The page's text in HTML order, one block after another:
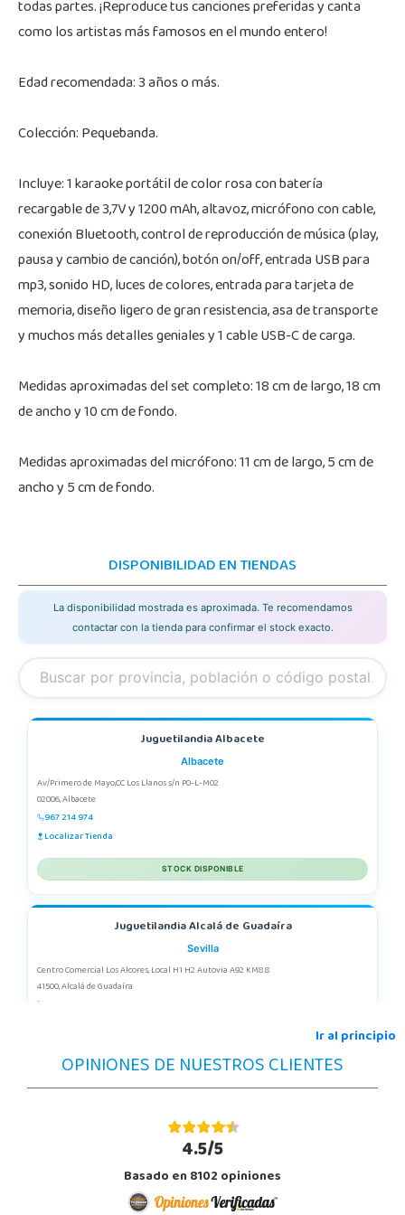
todas partes. ¡Reproduce tus canciones preferidas y canta
como los artistas más famosos en el mundo entero!
Edad recomendada: 3 años o más.
Colección: Pequebanda.
Incluye: 1 karaoke portátil de color rosa con batería
recargable de 3,7V y 1200 mAh, altavoz, micrófono con cable,
conexión Bluetooth, control de reproducción de música (play,
pausa y cambio de canción), botón on/off, entrada USB para
mp3, sonido HD, luces de colores, entrada para tarjeta de
memoria, diseño ligero de gran resistencia, asa de transporte
y muchos más detalles geniales y 1 cable USB-C de carga.
Medidas aproximadas del set completo: 18 cm de largo, 18 cm
de ancho y 10 cm de fondo.
Medidas aproximadas del micrófono: 11 cm de largo, 5 cm de
ancho y 5 cm de fondo.
DISPONIBILIDAD EN TIENDAS
La disponibilidad mostrada es aproximada. Te recomendamos
contactar con la tienda para confirmar el stock exacto.
Juguetilandia Albacete
Albacete
Av/Primero de Mayo,CC Los Llanos s/n P0-L-M02
02006, Albacete
967 214 974
Localizar Tienda
STOCK DISPONIBLE
Juguetilandia Alcalá de Guadaíra
Sevilla
Centro Comercial Los Alcores, Local H1 H2 Autovia A92 KM8.8
41500, Alcalá de Guadaíra
Juguetilandia Alcobendas
Madrid
Av. Olímpica, 9, Local A13/21, Centro Comercial La Vega
Ir al principio
OPINIONES DE NUESTROS CLIENTES
4.5/5
Basado en 8102 opiniones